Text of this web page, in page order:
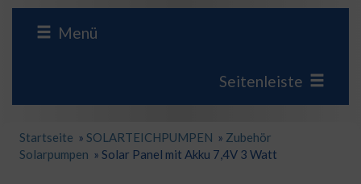
Menü
Seitenleiste
Startseite » SOLARTEICHPUMPEN » Zubehör
Solarpumpen » Solar Panel mit Akku 7,4V 3 Watt